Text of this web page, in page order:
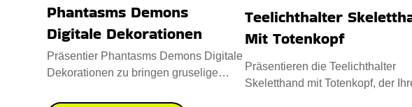
Phantasms Demons
Digitale Dekorationen
Präsentier Phantasms Demons Digitale
Dekorationen zu bringen gruselige
Teelichthalter
Mit Totenkopf
Präsentieren die Teelichthalter
Skeletthand mit Totenkopf, der